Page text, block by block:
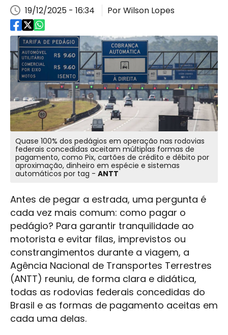
19/12/2025 - 16:34 Por Wilson Lopes
Quase 100% dos pedágios em operação nas rodovias
federais concedidas aceitam múltiplas formas de
pagamento, como Pix, cartões de crédito e débito por
aproximação, dinheiro em espécie e sistemas
automáticos por tag - ANTT
Antes de pegar a estrada, uma pergunta é
cada vez mais comum: como pagar o
pedágio? Para garantir tranquilidade ao
motorista e evitar filas, imprevistos ou
constrangimentos durante a viagem, a
Agência Nacional de Transportes Terrestres
(ANTT) reuniu, de forma clara e didática,
todas as rodovias federais concedidas do
Brasil e as formas de pagamento aceitas em
cada uma delas.